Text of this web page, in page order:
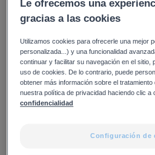
Le ofrecemos una
gracias a las cookies
Utilizamos cookies para ofrecerle una mejor
personalizada...) y una funcionalidad
continuar y facilitar su navegación en el sitio,
uso de cookies. De lo contrario, puede
obtener más información sobre el
nuestra política de privacidad haciendo clic a
confidencialidad
Configuración de